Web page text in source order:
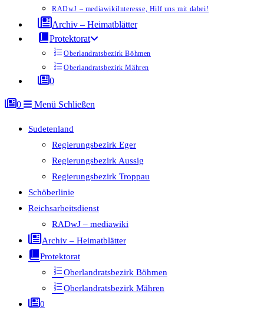
RADwJ – mediawikiInteresse, Hilf uns mit dabei!
Archiv – Heimatblätter
Protektorat
Oberlandratsbezirk Böhmen
Oberlandratsbezirk Mähren
0
0 Menü Schließen
Sudetenland
Regierungsbezirk Eger
Regierungsbezirk Aussig
Regierungsbezirk Troppau
Schöberlinie
Reichsarbeitsdienst
RADwJ – mediawiki
Archiv – Heimatblätter
Protektorat
Oberlandratsbezirk Böhmen
Oberlandratsbezirk Mähren
0